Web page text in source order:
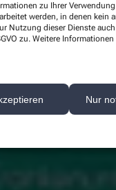
zu Ihrer
werden, in denen kein
Nutzung dieser Dienste
zu. Weitere
Nur